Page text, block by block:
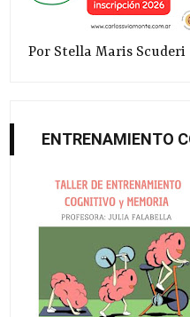
Por Stella Maris Scuderi
ENTRENAMIENTO